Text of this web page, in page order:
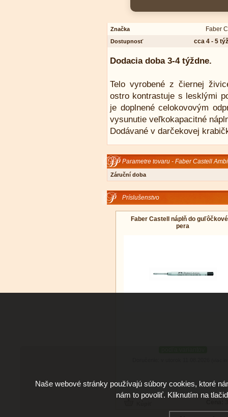
Značka Faber
Dostupnosť cca 4 - 5
Dodacia doba 3-4 týždne.
Telo vyrobené z čiernej
ostro kontrastuje s lesklými
je doplnené celokovovým
vysunutie veľkokapacitné
Dodávané v darčekovej
Parametre tovaru - Faber Castell
Záruční doba
Príslušenstvo
Faber Castell náplň do
pera
Naše webové stránky používajú súbory cookies, ktoré
nám to povoliť. Kliknutím na